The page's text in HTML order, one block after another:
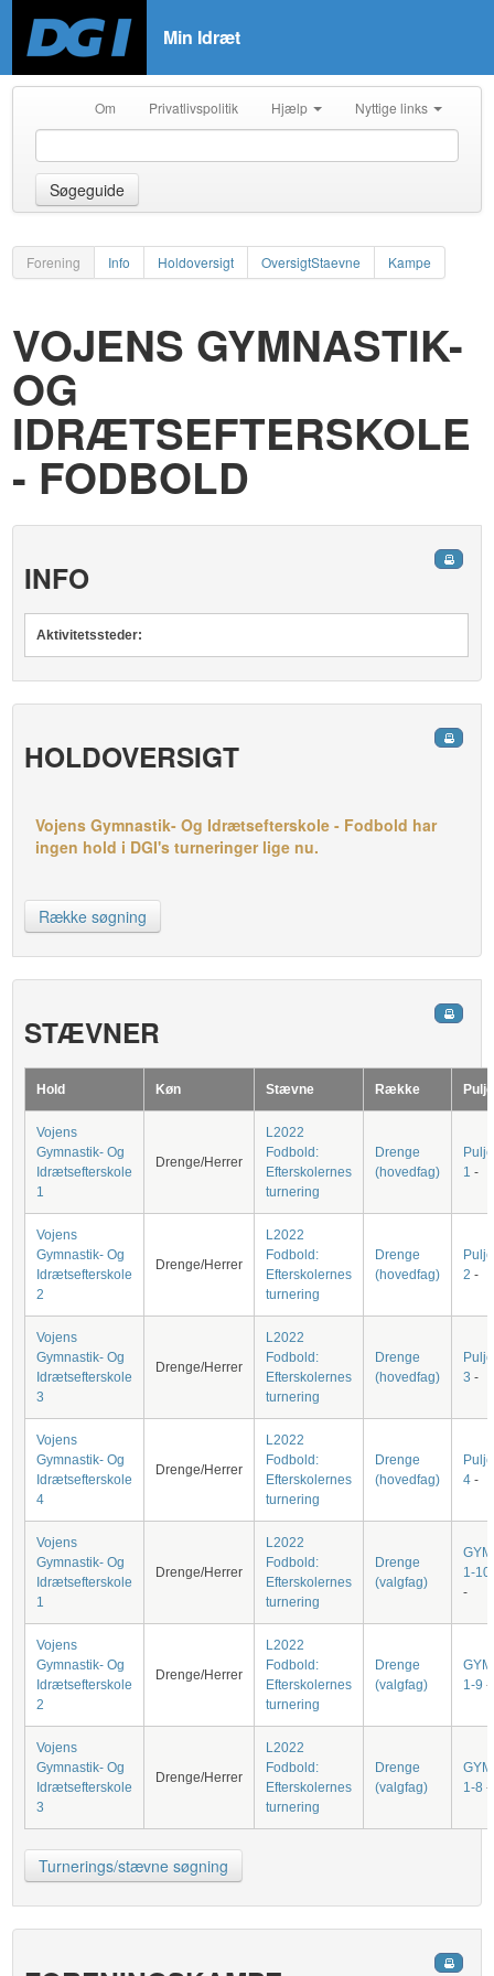
Min Idræt
Om Privatlivspolitik Hjælp Nyttige links
Søgeguide
Forening Info Holdoversigt OversigtStaevne Kampe
VOJENS GYMNASTIK-
OG
IDRÆTSEFTERSKOLE
- FODBOLD
INFO
Aktivitetssteder:
HOLDOVERSIGT
Vojens Gymnastik- Og Idrætsefterskole - Fodbold har
ingen hold i DGI's turneringer lige nu.
Række søgning
STÆVNER
Hold Køn Stævne Række Pulje
Vojens
Gymnastik- Og
Idrætsefterskole
1
Drenge/Herrer
L2022
Fodbold:
Efterskolernes
turnering
Drenge
(hovedfag)
Pulje
1 -
Vojens
Gymnastik- Og
Idrætsefterskole
2
Drenge/Herrer
L2022
Fodbold:
Efterskolernes
turnering
Drenge
(hovedfag)
Pulje
2 -
Vojens
Gymnastik- Og
Idrætsefterskole
3
Drenge/Herrer
L2022
Fodbold:
Efterskolernes
turnering
Drenge
(hovedfag)
Pulje
3 -
Vojens
Gymnastik- Og
Idrætsefterskole
4
Drenge/Herrer
L2022
Fodbold:
Efterskolernes
turnering
Drenge
(hovedfag)
Pulje
4 -
Vojens
Gymnastik- Og
Idrætsefterskole
1
Drenge/Herrer
L2022
Fodbold:
Efterskolernes
turnering
Drenge
(valgfag)
GYM
1-10
-
Vojens
Gymnastik- Og
Idrætsefterskole
2
Drenge/Herrer
L2022
Fodbold:
Efterskolernes
turnering
Drenge
(valgfag)
GYM
1-9 -
Vojens
Gymnastik- Og
Idrætsefterskole
3
Drenge/Herrer
L2022
Fodbold:
Efterskolernes
turnering
Drenge
(valgfag)
GYM
1-8 -
Turnerings/stævne søgning